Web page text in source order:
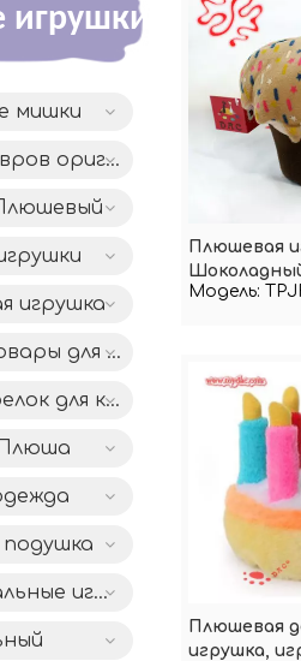
мишки
Серия динозавров оригинального дизайна DAC
игрушка
Плюшевые товары для дома
Плюшевый брелок для ключей
Интеллектуальные игрушки IC
Плюшевая
Модель:
Плюшевая
игрушка,